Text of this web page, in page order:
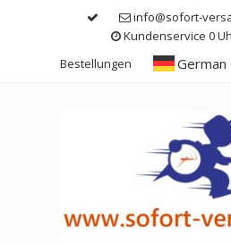
info@sofort-
Kundenservice 0
Bestellungen
German